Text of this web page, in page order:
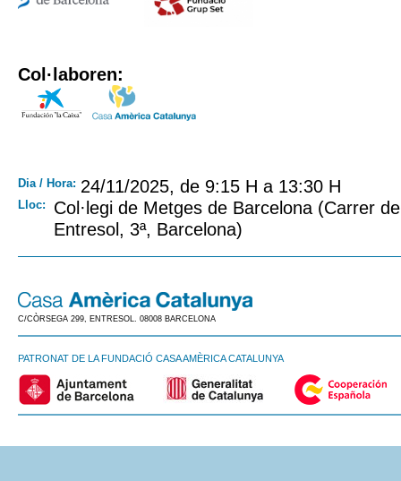
Col·laboren:
Dia / Hora: 24/11/2025, de 9:15 H a 13:30 H
Lloc:
Col·legi de Metges de Barcelona (Carrer
Entresol, 3ª, Barcelona)
C/CÒRSEGA 299, ENTRESOL. 08008 BARCELONA
PATRONAT DE LA FUNDACIÓ CASA AMÈRICA CATALUNYA